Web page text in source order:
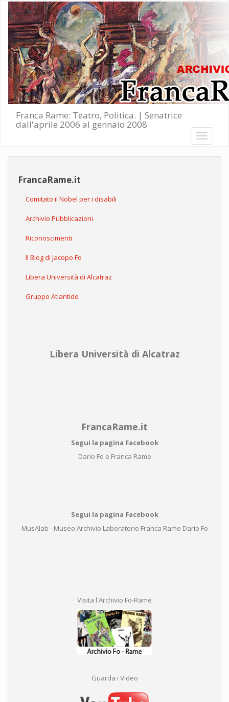
Salta al contenuto principale
Franca Rame: Teatro, Politica. | Senatrice
dall'aprile 2006 al gennaio 2008
Toggle
FrancaRame.it
Comitato il Nobel per i disabili
Archivio Pubblicazioni
Riconoscimenti
Il Blog di Jacopo Fo
Libera Università di Alcatraz
Gruppo Atlantide
Libera Università di Alcatraz
FrancaRame.it
Segui la pagina Facebook
Dario Fo e Franca Rame
Segui la pagina Facebook
MusAlab - Museo Archivio Laboratorio Franca Rame Dario Fo
Visita l'Archivio Fo-Rame
Guarda i Video